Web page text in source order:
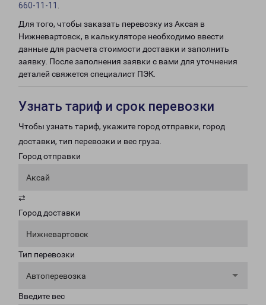
660-11-11
Для того, чтобы заказать перевозку из Аксая в
Нижневартовск, в калькуляторе необходимо ввести
данные для расчета стоимости доставки и заполнить
заявку. После заполнения заявки с вами для уточнения
деталей свяжется специалист ПЭК.
Узнать тариф и срок перевозки
Чтобы узнать тариф, укажите город отправки, город
доставки, тип перевозки и вес груза.
Город отправки
Аксай
⇄
Город доставки
Нижневартовск
Тип перевозки
Автоперевозка
Введите вес